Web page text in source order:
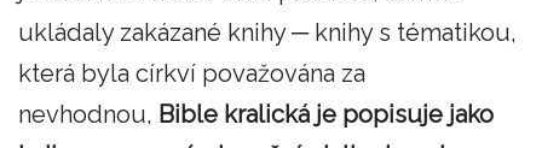
ukládaly zakázané knihy ─ knihy s tématikou,
která byla církví považována za
nevhodnou, Bible kralická je popisuje jako